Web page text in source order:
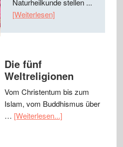
Naturheilkunde stellen ...
[Weiterlesen]
Die fünf
Weltreligionen
Vom Christentum bis zum
Islam, vom Buddhismus über
… [Weiterlesen...]